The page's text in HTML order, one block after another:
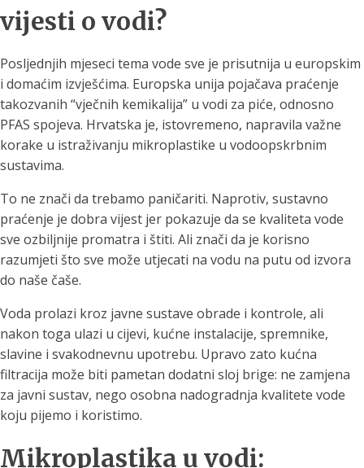
vijesti o vodi?
Posljednjih mjeseci tema vode sve je prisutnija u europskim
i domaćim izvješćima. Europska unija pojačava praćenje
takozvanih “vječnih kemikalija” u vodi za piće, odnosno
PFAS spojeva. Hrvatska je, istovremeno, napravila važne
korake u istraživanju mikroplastike u vodoopskrbnim
sustavima.
To ne znači da trebamo paničariti. Naprotiv, sustavno
praćenje je dobra vijest jer pokazuje da se kvaliteta vode
sve ozbiljnije promatra i štiti. Ali znači da je korisno
razumjeti što sve može utjecati na vodu na putu od izvora
do naše čaše.
Voda prolazi kroz javne sustave obrade i kontrole, ali
nakon toga ulazi u cijevi, kućne instalacije, spremnike,
slavine i svakodnevnu upotrebu. Upravo zato kućna
filtracija može biti pametan dodatni sloj brige: ne zamjena
za javni sustav, nego osobna nadogradnja kvalitete vode
koju pijemo i koristimo.
Mikroplastika u vodi: